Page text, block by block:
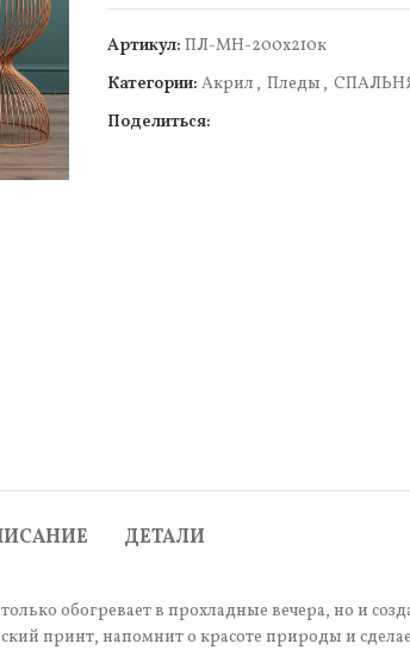
Артикул: ПЛ-МН-200х210к
Категории: Акрил , Пледы ,
Поделиться:
ДЕТАЛИ
обогревает в прохладные вечера, но и
принт, напомнит о красоте природы и